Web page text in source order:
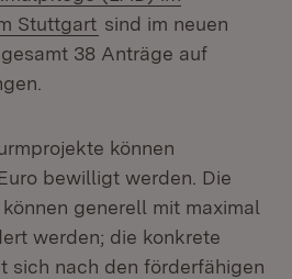
Stuttgart (Öffnet in neuem
sind im neuen
38 Anträge auf
können
bewilligt werden. Die
generell mit maximal
werden; die konkrete
sich nach den förderfähigen